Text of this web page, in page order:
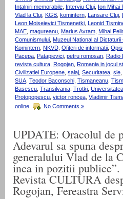
Intalniri memorabile, Interviu Cluj, Ion Mihai
Vlad la Cluj, KGB, komintern, Lansare Cluj,
Leon Moiseievici Tismenetki, Leonid
MAE, magureanu, Marius Avram, Mihai
Comunismului, Muzeul National al Dictaturii
Komintern, NKVD, Ofiteri de informatii,
Pacepa, Patapievici, petru romosan, Radio
revista cultura, Rogojan, Romania in jocul
Civilizatiei Europene, salaj, Securitatea, sie,
SUA, Teodor Baconschi, Tismaneanu,
Basescu, Transilvania, Trotki,
Protopopescu, victor roncea, Vladimir
online
No Comments »
UPDATE: Oracolul de
Adevarul sa spuna
generalului Vlad de la
inca in pozitii
Revista CULTURA
Rogojan, Fereastra